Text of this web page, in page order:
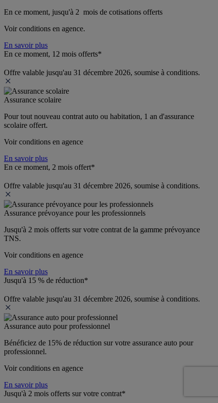
En ce moment, jusqu'à 2  mois de cotisations offerts
Voir conditions en agence.
En savoir plus
En ce moment, 12 mois offerts*
Offre valable jusqu'au 31 décembre 2026, soumise à conditions.
Assurance scolaire
Pour tout nouveau contrat auto ou habitation, 1 an d'assurance
scolaire offert.
Voir conditions en agence
En savoir plus
En ce moment, 2 mois offert*
Offre valable jusqu'au 31 décembre 2026, soumise à conditions.
Assurance prévoyance pour les professionnels
Jusqu'à 2 mois offerts sur votre contrat de la gamme prévoyance
TNS.
Voir conditions en agence
En savoir plus
Jusqu'à 15 % de réduction*
Offre valable jusqu'au 31 décembre 2026, soumise à conditions.
Assurance auto pour professionnel
Bénéficiez de 15% de réduction sur votre assurance auto pour
professionnel.
Voir conditions en agence
En savoir plus
Jusqu'à 2 mois offerts sur votre contrat*